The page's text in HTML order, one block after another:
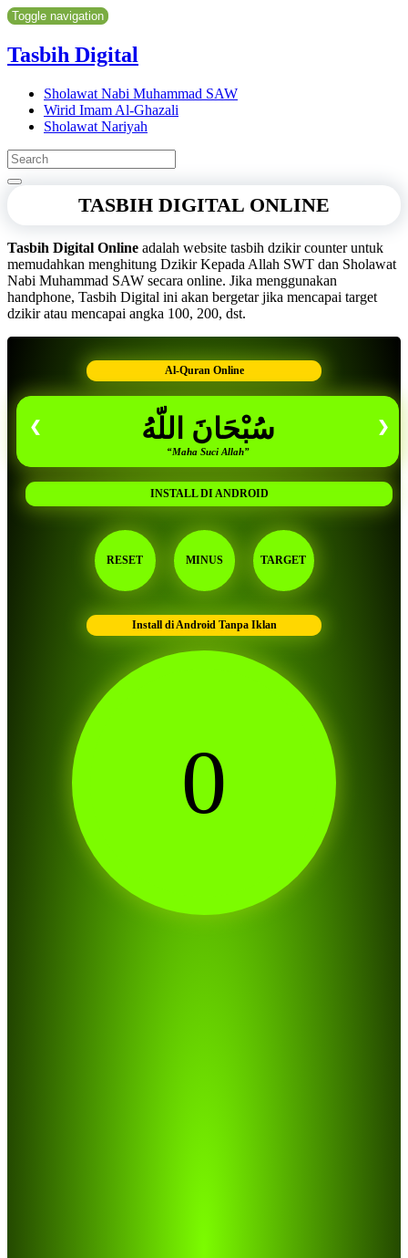
Toggle navigation
Tasbih Digital
Sholawat Nabi Muhammad SAW
Wirid Imam Al-Ghazali
Sholawat Nariyah
TASBIH DIGITAL ONLINE
Tasbih Digital Online adalah website tasbih dzikir counter untuk
memudahkan menghitung Dzikir Kepada Allah SWT dan Sholawat
Nabi Muhammad SAW secara online. Jika menggunakan
handphone, Tasbih Digital ini akan bergetar jika mencapai target
dzikir atau mencapai angka 100, 200, dst.
Al-Quran Online
سُبْحَانَ اللّهُ
“Maha Suci Allah”
❮ ❯
INSTALL DI ANDROID
RESET MINUS TARGET
Install di Android Tanpa Iklan
0